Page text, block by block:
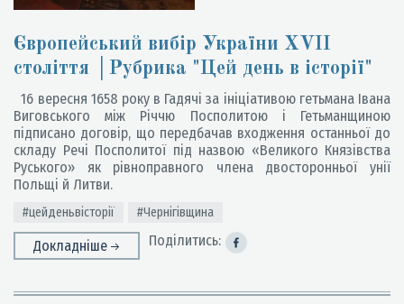
Європейський вибір України XVII
століття │Рубрика "Цей день в історії"
16 вересня 1658 року в Гадячі за ініціативою гетьмана Івана
Виговського між Річчю Посполитою і Гетьманщиною
підписано договір, що передбачав входження останньої до
складу Речі Посполитої під назвою «Великого Князівства
Руського» як рівноправного члена двосторонньої унії
Польщі й Литви.
#цейденьвісторії #Чернігівщина
Докладніше Поділитись: